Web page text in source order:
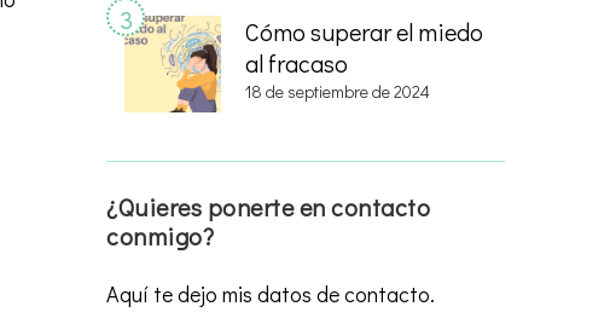
Cómo superar el miedo
al fracaso
18 de septiembre de 2024
¿Quieres ponerte en contacto
conmigo?
Aquí te dejo mis datos de contacto.